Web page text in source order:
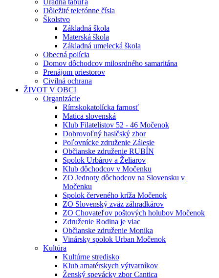
Úradná tabuľa
Dôležité telefónne čísla
Školstvo
Základná škola
Materská škola
Základná umelecká škola
Obecná polícia
Domov dôchodcov milosrdného samaritána
Prenájom priestorov
Civilná ochrana
ŽIVOT V OBCI
Organizácie
Rímskokatolícka farnosť
Matica slovenská
Klub Filatelistov 52 - 46 Močenok
Dobrovoľný hasičský zbor
Poľovnícke združenie Zálesie
Občianske združenie RUBÍN
Spolok Urbárov a Želiarov
Klub dôchodcov v Močenku
ZO Jednoty dôchodcov na Slovensku v
Močenku
Spolok červeného kríža Močenok
ZO Slovenský zväz záhradkárov
ZO Chovateľov poštových holubov Močenok
Združenie Rodina je viac
Občianske združenie Monika
Vinársky spolok Urban Močenok
Kultúra
Kultúrne stredisko
Klub amatérskych výtvarníkov
Ženský spevácky zbor Cantica